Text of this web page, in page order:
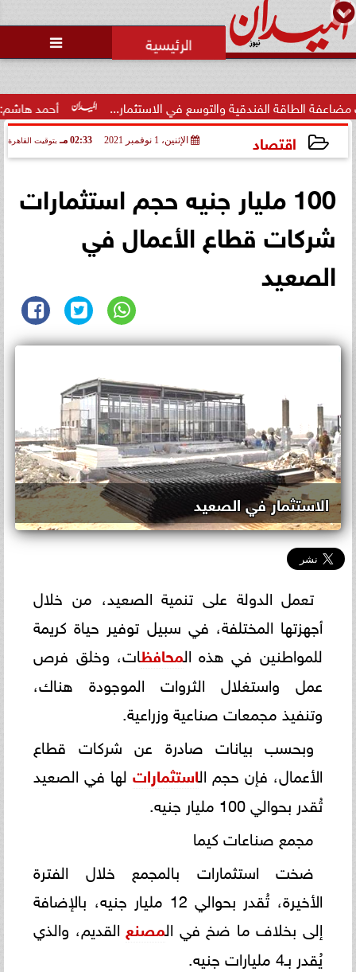

أحمد هاشم: الإعلام الفندقية والتوسع في الاستثمار...
اقتصاد الإثنين، 1 نوفمبر 2021 02:33 مـ بتوقيت القاهرة
100 مليار جنيه حجم استثمارات
شركات قطاع الأعمال في
الصعيد
الاستثمار في الصعيد
تعمل الدولة على تنمية الصعيد، من خلال
أجهزتها المختلفة، في سبيل توفير حياة كريمة
للمواطنين في هذه المحافظات، وخلق فرص
عمل واستغلال الثروات الموجودة هناك،
وتنفيذ مجمعات صناعية وزراعية.
وبحسب بيانات صادرة عن شركات قطاع
الأعمال، فإن حجم الاستثمارات لها في الصعيد
تُقدر بحوالي 100 مليار جنيه.
مجمع صناعات كيما
ضخت استثمارات بالمجمع خلال الفترة
الأخيرة، تُقدر بحوالي 12 مليار جنيه، بالإضافة
إلى بخلاف ما ضخ في المصنع القديم، والذي
يُقدر بـ4 مليارات جنيه.